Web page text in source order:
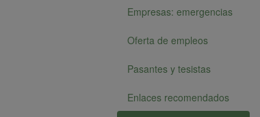
Empresas: emergencias
Oferta de empleos
Pasantes y tesistas
Enlaces recomendados